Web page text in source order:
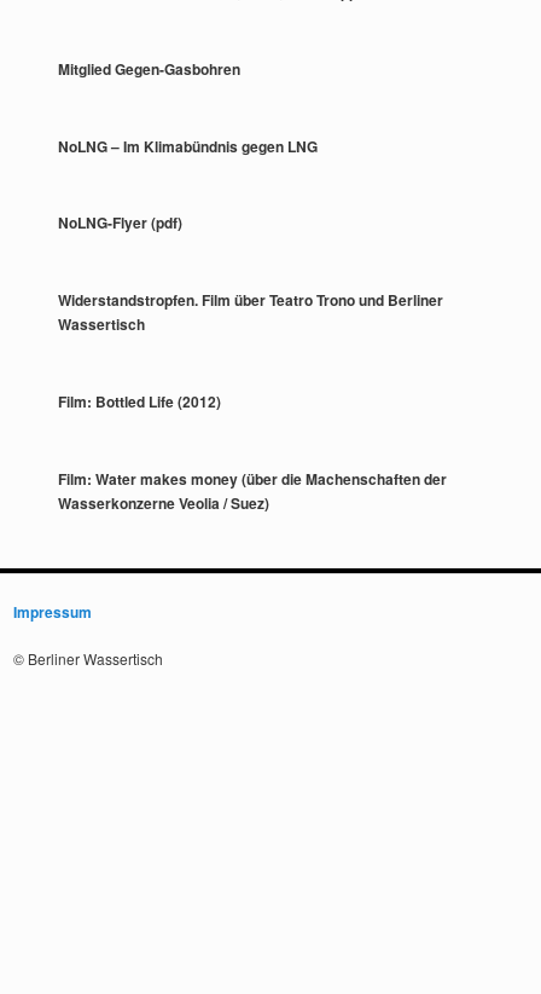
Mitglied Gegen-Gasbohren
NoLNG – Im Klimabündnis gegen LNG
NoLNG-Flyer (pdf)
Widerstandstropfen. Film über Teatro Trono und Berliner
Wassertisch
Film: Bottled Life (2012)
Film: Water makes money (über die Machenschaften der
Wasserkonzerne Veolia / Suez)
Impressum
© Berliner Wassertisch